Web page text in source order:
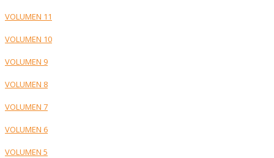
VOLUMEN 11
VOLUMEN 10
VOLUMEN 9
VOLUMEN 8
VOLUMEN 7
VOLUMEN 6
VOLUMEN 5